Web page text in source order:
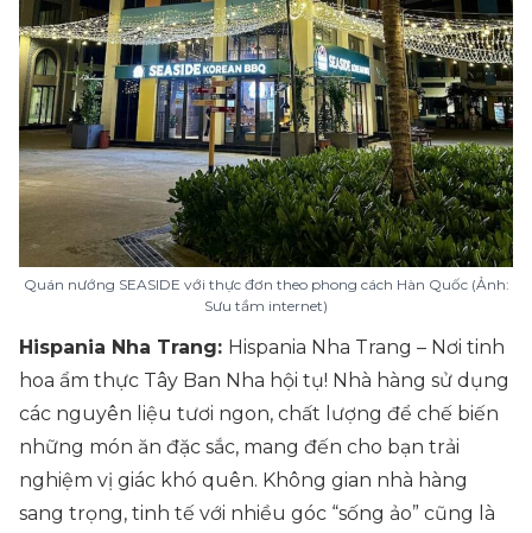
Quán nướng SEASIDE với thực đơn theo phong cách Hàn Quốc (Ảnh:
Sưu tầm internet)
Hispania Nha Trang: Hispania Nha Trang – Nơi tinh
hoa ẩm thực Tây Ban Nha hội tụ! Nhà hàng sử dụng
các nguyên liệu tươi ngon, chất lượng để chế biến
những món ăn đặc sắc, mang đến cho bạn trải
nghiệm vị giác khó quên. Không gian nhà hàng
sang trọng, tinh tế với nhiều góc “sống ảo” cũng là